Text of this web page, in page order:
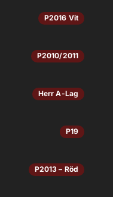
P2016 Vit
P2010/2011
Herr A-Lag
P19
P2013 – Röd